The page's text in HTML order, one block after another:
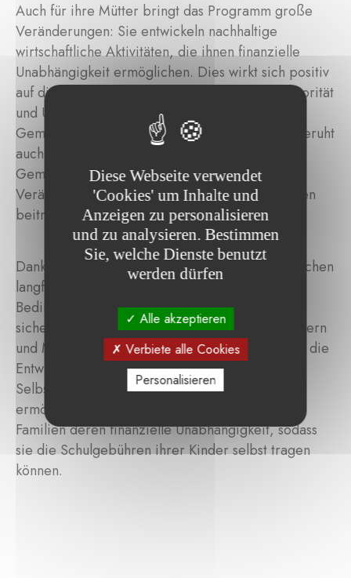
Auch für ihre Mütter bringt das Programm große
Veränderungen: Sie entwickeln nachhaltige
wirtschaftliche Aktivitäten, die ihnen finanzielle
Unabhängigkeit ermöglichen. Dies wirkt sich positiv
auf die Haushaltsführung aus und stärkt ihre Autorität
und Unabhängigkeit innerhalb ihrer Familie und
Gemeinschaft. Die Legitimität dieses Projekts beruht
auch darauf, dass es sich in die lokalen
Gemeinschaften integriert und zur langfristigen
Veränderung von gesellschaftlichen Vorstellungen
beiträgt.
Dank dieses Projekts sind die begünstigten Mädchen
langfristig eingeschult und profitieren von
Bedingungen, die ihren schulischen Erfolg
sicherstellen. Die Sensibilisierungsarbeit bei Eltern
und Mädchen schafft ein förderliches Umfeld für die
Entwicklung von Jugendorganisationen und die
Selbstständigkeit der Mädchen. Schließlich
ermöglichen die gestiegenen Einkommen der
Familien deren finanzielle Unabhängigkeit, sodass
sie die Schulgebühren ihrer Kinder selbst tragen
können.
Diese Webseite verwendet
'Cookies' um Inhalte und
Anzeigen zu personalisieren
und zu analysieren. Bestimmen
Sie, welche Dienste benutzt
werden dürfen
Alle akzeptieren
Verbiete alle Cookies
Personalisieren